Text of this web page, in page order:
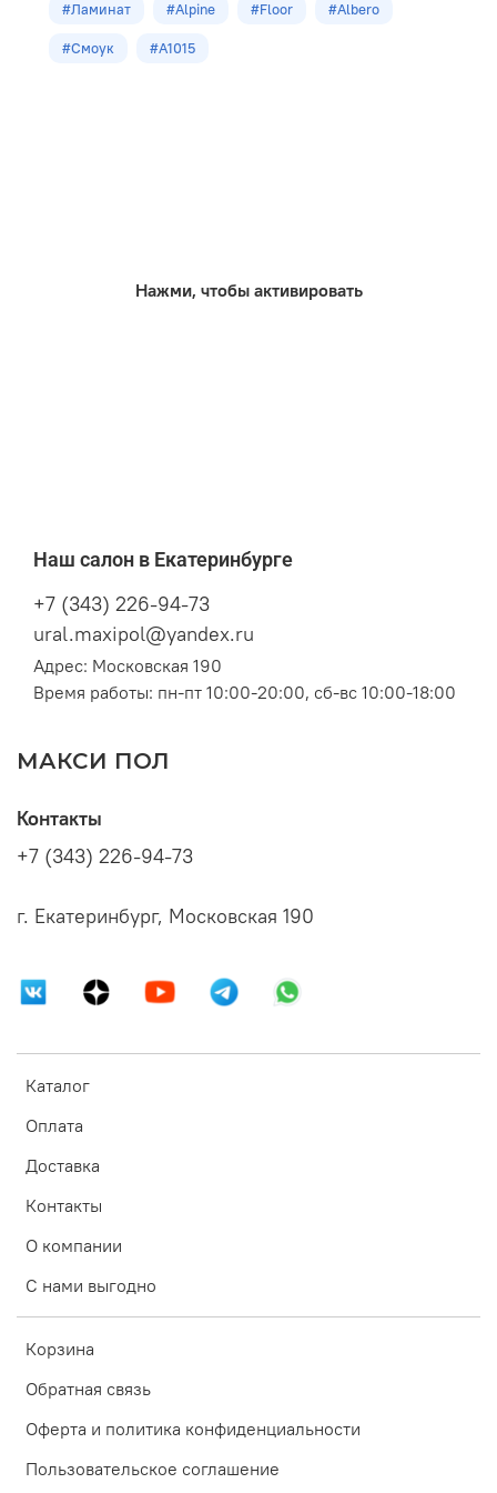
Укладка
#Ламинат #Alpine #Floor #Albero
#Смоук #А1015
Нажми, чтобы активировать
Наш салон в Екатеринбурге
+7 (343) 226-94-73
ural.maxipol@yandex.ru
Адрес: Московская 190
Время работы: пн-пт 10:00-20:00, сб-вс 10:00-18:00
МАКСИ ПОЛ
Каталог
Оплата
Доставка
Контакты
О компании
С нами выгодно
Корзина
Обратная связь
Оферта и политика конфиденциальности
Пользовательское соглашение
Контакты
+7 (343) 226-94-73
г. Екатеринбург, Московская 190